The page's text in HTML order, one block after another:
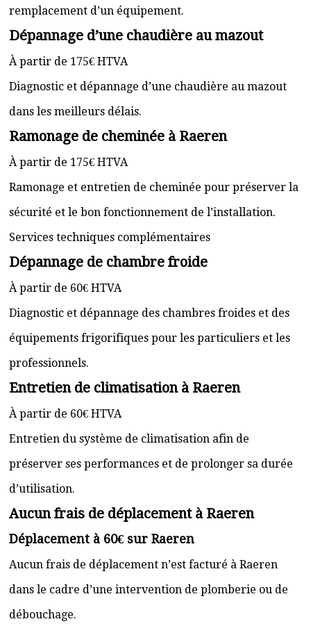
remplacement d’un équipement.
Dépannage d’une chaudière au mazout
À partir de 175€ HTVA
Diagnostic et dépannage d’une chaudière au mazout
dans les meilleurs délais.
Ramonage de cheminée à Raeren
À partir de 175€ HTVA
Ramonage et entretien de cheminée pour préserver la
sécurité et le bon fonctionnement de l’installation.
Services techniques complémentaires
Dépannage de chambre froide
À partir de 60€ HTVA
Diagnostic et dépannage des chambres froides et des
équipements frigorifiques pour les particuliers et les
professionnels.
Entretien de climatisation à Raeren
À partir de 60€ HTVA
Entretien du système de climatisation afin de
préserver ses performances et de prolonger sa durée
d’utilisation.
Aucun frais de déplacement à Raeren
Déplacement à 60€ sur Raeren
Aucun frais de déplacement n’est facturé à Raeren
dans le cadre d’une intervention de plomberie ou de
débouchage.